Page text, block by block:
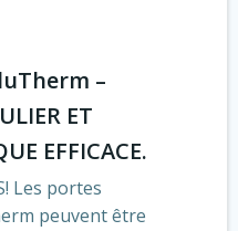
–
ET
EFFICACE.
Les portes
peuvent être